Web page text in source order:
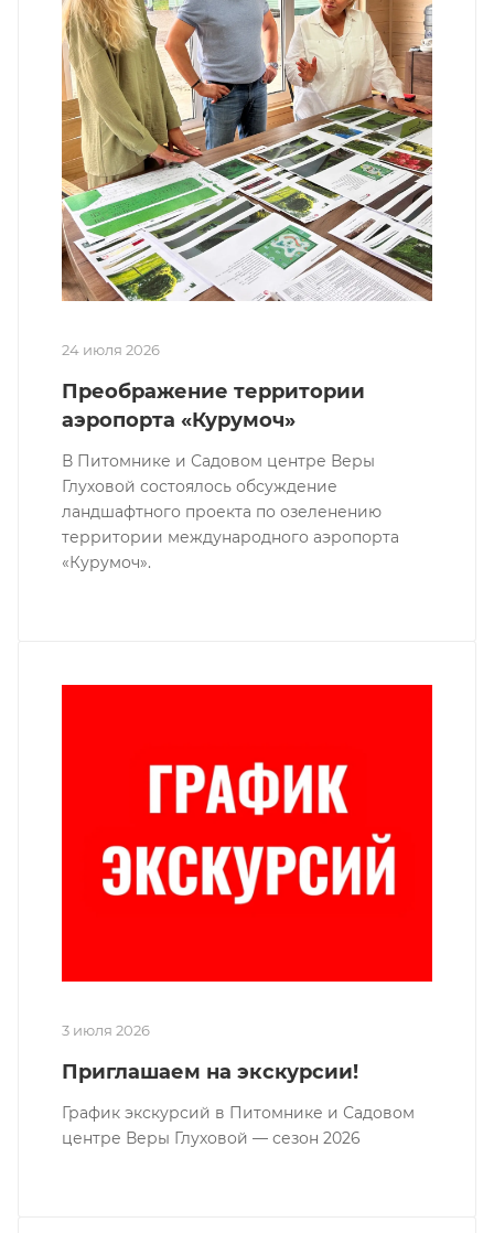
24 июля 2026
Преображение территории
аэропорта «Курумоч»
В Питомнике и Садовом центре Веры
Глуховой состоялось обсуждение
ландшафтного проекта по озеленению
территории международного аэропорта
«Курумоч».
3 июля 2026
Приглашаем на экскурсии!
График экскурсий в Питомнике и Садовом
центре Веры Глуховой — сезон 2026